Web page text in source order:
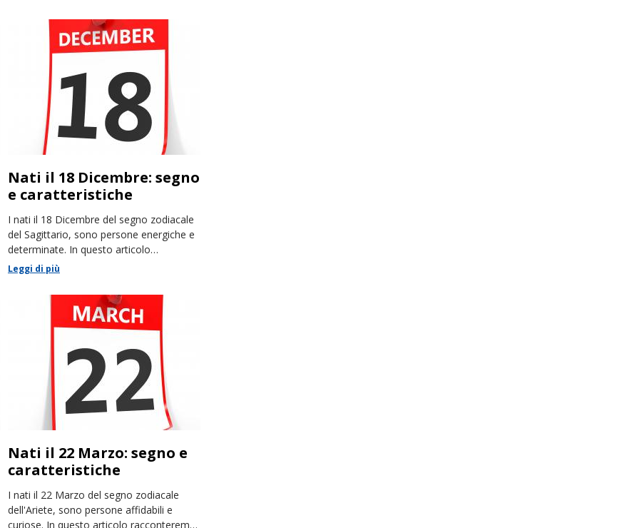
Nati il 18 Dicembre: segno
e caratteristiche
I nati il 18 Dicembre del segno zodiacale
del Sagittario, sono persone energiche e
determinate. In questo articolo
racconteremo le loro caratteristiche.
Leggi di più
Nati il 22 Marzo: segno e
caratteristiche
I nati il 22 Marzo del segno zodiacale
dell'Ariete, sono persone affidabili e
curiose. In questo articolo racconteremo